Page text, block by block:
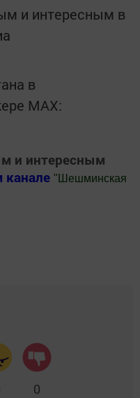
и интересным в
в
MАХ:
и интересным
канале " Шешминская
0